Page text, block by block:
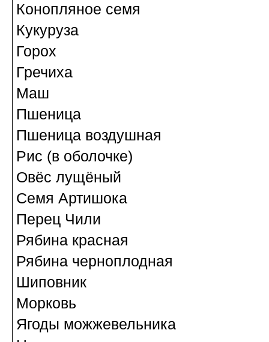
Конопляное семя
Кукуруза
Горох
Гречиха
Маш
Пшеница
Пшеница воздушная
Рис (в оболочке)
Овёс лущёный
Семя Артишока
Перец Чили
Рябина красная
Рябина черноплодная
Шиповник
Морковь
Ягоды можжевельника